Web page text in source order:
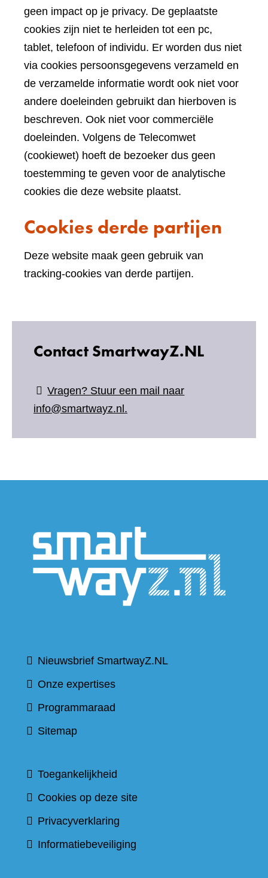
geen impact op je privacy. De geplaatste
cookies zijn niet te herleiden tot een pc,
tablet, telefoon of individu. Er worden dus niet
via cookies persoonsgegevens verzameld en
de verzamelde informatie wordt ook niet voor
andere doeleinden gebruikt dan hierboven is
beschreven. Ook niet voor commerciële
doeleinden. Volgens de Telecomwet
(cookiewet) hoeft de bezoeker dus geen
toestemming te geven voor de analytische
cookies die deze website plaatst.
Cookies derde partijen
Deze website maak geen gebruik van
tracking-cookies van derde partijen.
Contact SmartwayZ.NL
Vragen? Stuur een mail naar
info@smartwayz.nl.
Nieuwsbrief SmartwayZ.NL
Onze expertises
Programmaraad
Sitemap
Toegankelijkheid
Cookies op deze site
Privacyverklaring
Informatiebeveiliging